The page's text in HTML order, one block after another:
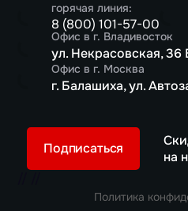
горячая линия:
8 (800) 101-57-00
Офис в г. Владивосток
ул. Некрасовская, 36
Офис в г. Москва
г. Балашиха, ул.
на
Подписаться
Политика